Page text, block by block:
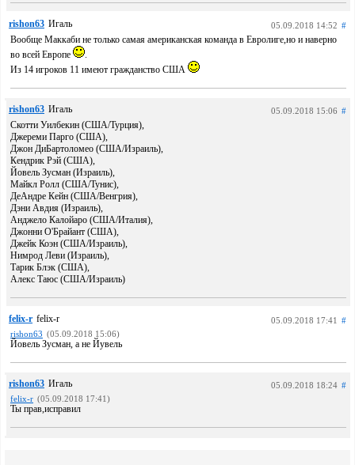
rishon63 Игаль 05.09.2018 14:52 #
Вообще Маккаби не только самая американская команда в Евролиге,но и наверно
во всей Европе
.
Из 14 игроков 11 имеют гражданство США
rishon63 Игаль 05.09.2018 15:06 #
Скотти Уилбекин (США/Турция),
Джереми Парго (США),
Джон ДиБартоломео (США/Израиль),
Кендрик Рэй (США),
Йовель Зусман (Израиль),
Майкл Ролл (США/Тунис),
ДеАндре Кейн (США/Венгрия),
Дэни Авдия (Израиль),
Анджело Калойаро (США/Италия),
Джонни O'Брайант (США),
Джейк Коэн (США/Израиль),
Нимрод Леви (Израиль),
Тарик Блэк (США),
Алекс Таюс (США/Израиль)
felix-r felix-r 05.09.2018 17:41 #
rishon63 (05.09.2018 15:06)
Йовель Зусман, а не Йувель
rishon63 Игаль 05.09.2018 18:24 #
felix-r (05.09.2018 17:41)
Ты прав,исправил